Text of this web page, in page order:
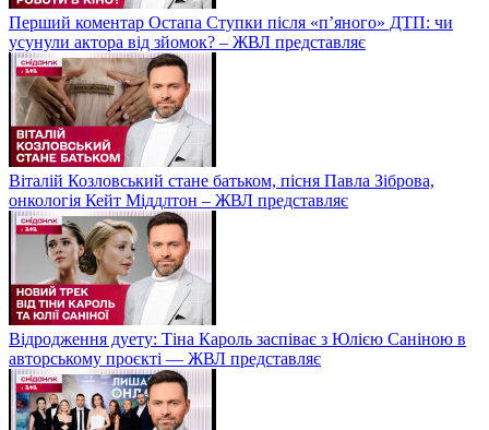
Перший коментар Остапа Ступки після «п’яного» ДТП: чи
усунули актора від зйомок? – ЖВЛ представляє
Віталій Козловський стане батьком, пісня Павла Зіброва,
онкологія Кейт Міддлтон – ЖВЛ представляє
Відродження дуету: Тіна Кароль заспіває з Юлією Саніною в
авторському проєкті — ЖВЛ представляє